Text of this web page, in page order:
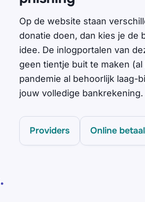
Op de website staan
donatie doen, dan kies je de
idee. De inlogportalen van
geen tientje buit te maken
pandemie al behoorlijk laag-
jouw volledige bankrekening.
Providers Online
.